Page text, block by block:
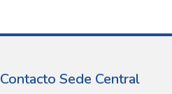
Contacto Sede Central